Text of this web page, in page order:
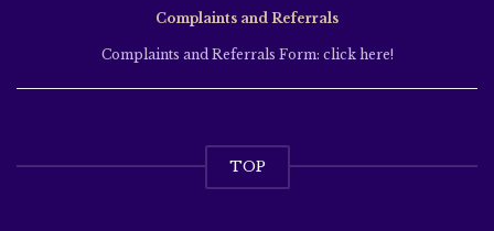
Complaints and Referrals
Complaints and Referrals Form: click here!
TOP